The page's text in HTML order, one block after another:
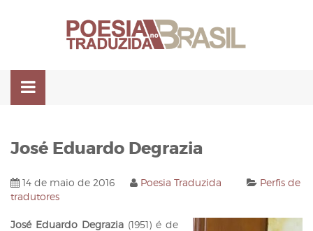
José Eduardo Degrazia
14 de maio de 2016 Poesia Traduzida
Perfis de
tradutores
José Eduardo Degrazia (1951) é de